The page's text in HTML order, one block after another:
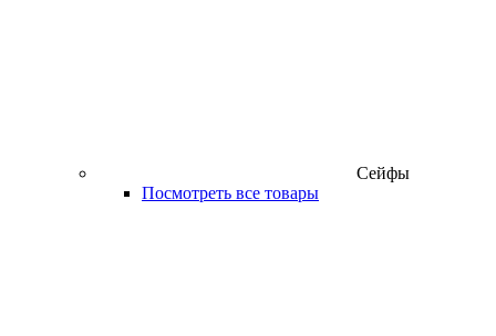
Сейфы
Посмотреть все товары